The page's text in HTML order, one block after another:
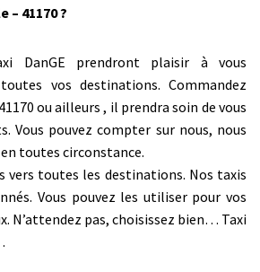
– 41170 ?
DanGE prendront plaisir à vous
vos destinations. Commandez
ou ailleurs , il prendra soin de vous
Vous pouvez compter sur nous, nous
toutes circonstance.
vers toutes les destinations. Nos taxis
Vous pouvez les utiliser pour vos
N’attendez pas, choisissez bien… Taxi